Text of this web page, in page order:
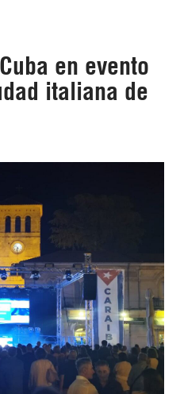
en evento
italiana de